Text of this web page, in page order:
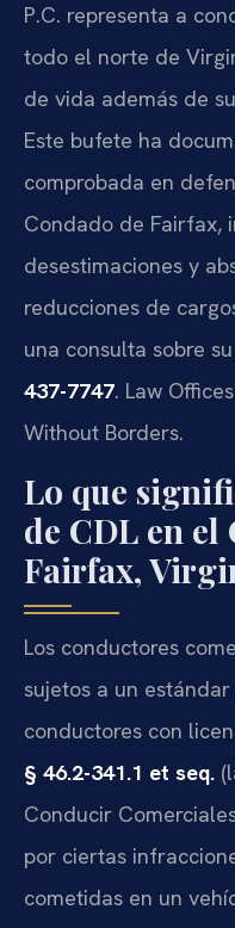
P.C. representa a
todo el norte de
de vida además de
Este bufete ha
comprobada en
Condado de Fairfax,
desestimaciones y
reducciones de
una consulta sobre
437-7747. Law
Without Borders.
Lo que
de CDL en el
Fairfax,
Los conductores
sujetos a un
conductores con
§ 46.2-341.1 et seq.
Conducir
por ciertas
cometidas en un